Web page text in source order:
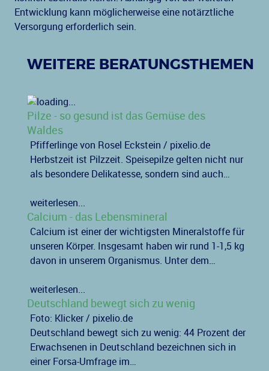
Entwicklung kann möglicherweise eine notärztliche
Versorgung erforderlich sein.
WEITERE BERATUNGSTHEMEN
Pilze - so gesund ist das Gemüse des
Waldes
Pfifferlinge von Rosel Eckstein / pixelio.de
Herbstzeit ist Pilzzeit. Speisepilze gelten nicht nur
als besondere Delikatesse, sondern sind auch…
weiterlesen...
Calcium - das Lebensmineral
Calcium ist einer der wichtigsten Mineralstoffe für
unseren Körper. Insgesamt haben wir rund 1-1,5 kg
davon in unserem Organismus. Unter dem…
weiterlesen...
Deutschland bewegt sich zu wenig
Foto: Klicker / pixelio.de
Deutschland bewegt sich zu wenig: 44 Prozent der
Erwachsenen in Deutschland bezeichnen sich in
einer Forsa-Umfrage im…